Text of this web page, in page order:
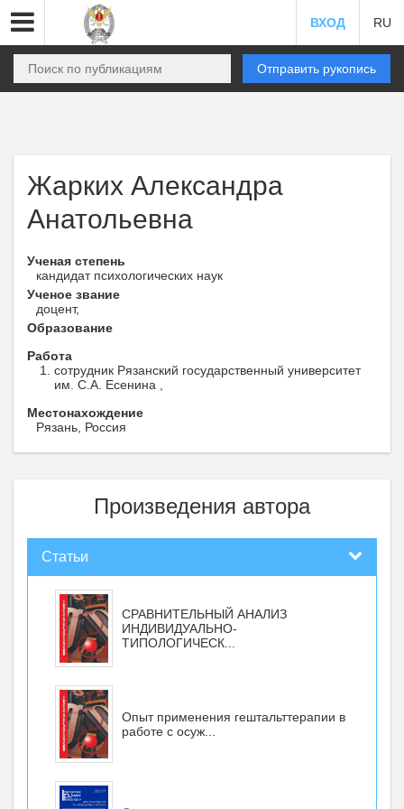
ВХОД RU
Отправить рукопись
Жарких Александра
Анатольевна
Ученая степень
кандидат психологических наук
Ученое звание
доцент,
Образование
Работа
сотрудник Рязанский государственный университет
им. С.А. Есенина ,
Местонахождение
Рязань, Россия
Произведения автора
Статьи
СРАВНИТЕЛЬНЫЙ АНАЛИЗ
ИНДИВИДУАЛЬНО-
ТИПОЛОГИЧЕСК...
Опыт применения гештальттерапии в
работе с осуж...